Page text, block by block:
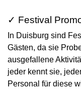
✓ Festival
In Duisburg sind
Gästen, da sie
ausgefallene
jeder kennt sie,
Personal für diese